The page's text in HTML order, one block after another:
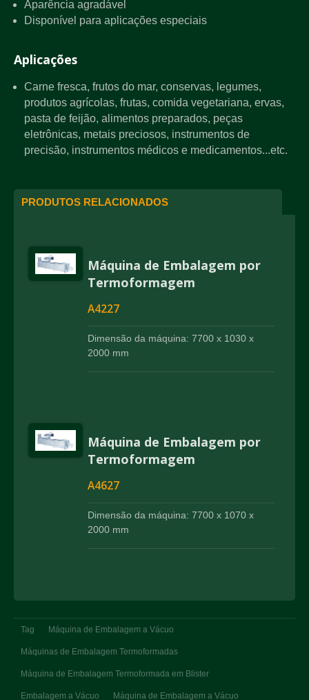
Aparência agradável
Disponível para aplicações especiais
Aplicações
Carne fresca, frutos do mar, conservas, legumes,
produtos agrícolas, frutas, comida vegetariana, ervas,
pasta de feijão, alimentos preparados, peças
eletrônicas, metais preciosos, instrumentos de
precisão, instrumentos médicos e medicamentos...etc.
PRODUTOS RELACIONADOS
Máquina de Embalagem por
Termoformagem
A4227
Dimensão da máquina: 7700 x 1030 x
2000 mm
Máquina de Embalagem por
Termoformagem
A4627
Dimensão da máquina: 7700 x 1070 x
2000 mm
Tag Máquina de Embalagem a Vácuo
Máquinas de Embalagem Termoformadas
Máquina de Embalagem Termoformada em Blister
Embalagem a Vácuo Máquina de Embalagem a Vácuo